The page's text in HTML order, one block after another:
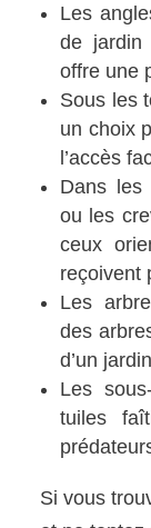
Les
de jardin
offre une
Sous les
un choix
l’accès
Dans les
ou les
ceux
reçoivent
Les
des
d’un
Les
tuiles
Si vous